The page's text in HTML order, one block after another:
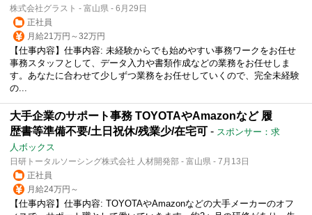
株式会社グラスト - 富山県 - 6月29日
正社員
月給21万円～32万円
【仕事内容】仕事内容: 未経験からでも始めやすい事務ワークをお任せ
事務スタッフとして、データ入力や書類作成などの業務をお任せしま
す。あなたに合わせて少しずつ業務をお任せしていくので、完全未経験
の...
大手企業のサポート事務 TOYOTAやAmazonなど 履
歴書等準備不要/土日祝休/残業少/在宅可 - スポンサー：求
人ボックス
日研トータルソーシング株式会社 人材開発部 - 富山県 - 7月13日
正社員
月給24万円～
【仕事内容】仕事内容: TOYOTAやAmazonなどの大手メーカーのオフ